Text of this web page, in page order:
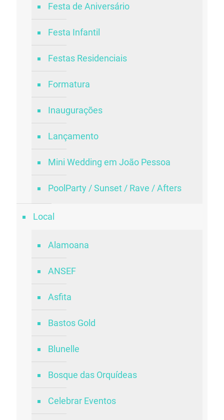
Festa de Aniversário
Festa Infantil
Festas Residenciais
Formatura
Inaugurações
Lançamento
Mini Wedding em João Pessoa
PoolParty / Sunset / Rave / Afters
Local
Alamoana
ANSEF
Asfita
Bastos Gold
Blunelle
Bosque das Orquídeas
Celebrar Eventos